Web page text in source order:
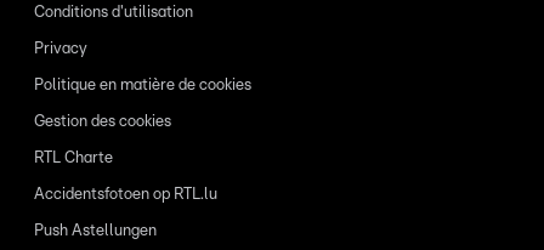
Conditions d'utilisation
Privacy
Politique en matière de cookies
Gestion des cookies
RTL Charte
Accidentsfotoen op RTL.lu
Push Astellungen